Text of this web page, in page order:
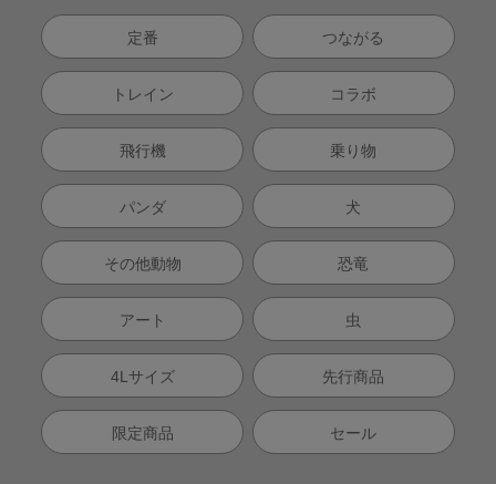
定番 つながる
トレイン コラボ
飛行機 乗り物
パンダ 犬
その他動物 恐竜
アート 虫
4Lサイズ 先行商品
限定商品 セール